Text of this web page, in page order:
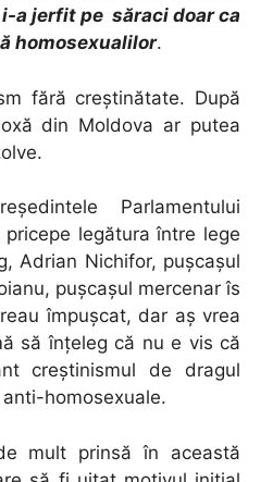
a jerfit pe săraci doar ca
homosexualilor.
fără creștinătate. După
din Moldova ar putea
Parlamentului
legătura între lege
Adrian Nichifor, pușcașul
pușcașul mercenar îs
împușcat, dar aș vrea
să înțeleg că nu e vis că
creștinismul de dragul
homosexuale.
mult prinsă în această